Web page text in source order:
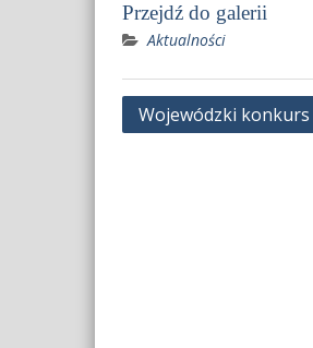
Przejdź do galerii
Aktualności
Nawigacja
Wojewódzki